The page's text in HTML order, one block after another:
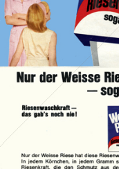
Weisser Riese